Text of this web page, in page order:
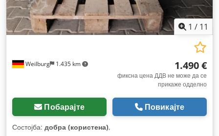
1 / 11
Weilburg 1.435 km 1.490 €
фиксна цена ДДВ не може да се
прикаже одделно
Побарајте Повикајте
Состојба: добра (користена),